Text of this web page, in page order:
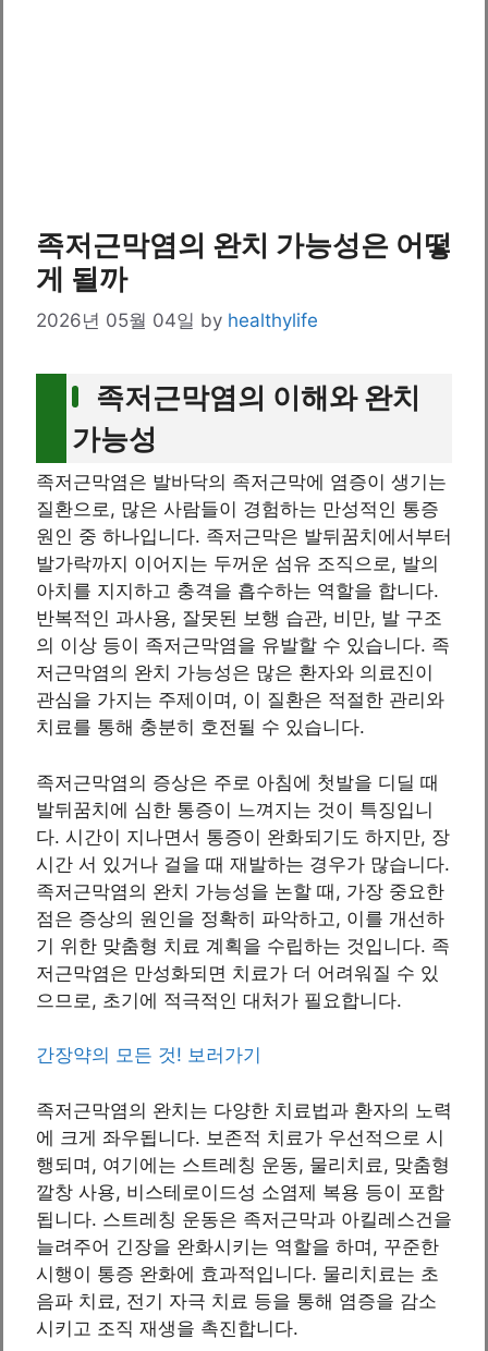
족저근막염의 완치 가능성은 어떻
게 될까
2026년 05월 04일 by healthylife
족저근막염의 이해와 완치
가능성
족저근막염은 발바닥의 족저근막에 염증이 생기는
질환으로, 많은 사람들이 경험하는 만성적인 통증
원인 중 하나입니다. 족저근막은 발뒤꿈치에서부터
발가락까지 이어지는 두꺼운 섬유 조직으로, 발의
아치를 지지하고 충격을 흡수하는 역할을 합니다.
반복적인 과사용, 잘못된 보행 습관, 비만, 발 구조
의 이상 등이 족저근막염을 유발할 수 있습니다. 족
저근막염의 완치 가능성은 많은 환자와 의료진이
관심을 가지는 주제이며, 이 질환은 적절한 관리와
치료를 통해 충분히 호전될 수 있습니다.
족저근막염의 증상은 주로 아침에 첫발을 디딜 때
발뒤꿈치에 심한 통증이 느껴지는 것이 특징입니
다. 시간이 지나면서 통증이 완화되기도 하지만, 장
시간 서 있거나 걸을 때 재발하는 경우가 많습니다.
족저근막염의 완치 가능성을 논할 때, 가장 중요한
점은 증상의 원인을 정확히 파악하고, 이를 개선하
기 위한 맞춤형 치료 계획을 수립하는 것입니다. 족
저근막염은 만성화되면 치료가 더 어려워질 수 있
으므로, 초기에 적극적인 대처가 필요합니다.
간장약의 모든 것! 보러가기
족저근막염의 완치는 다양한 치료법과 환자의 노력
에 크게 좌우됩니다. 보존적 치료가 우선적으로 시
행되며, 여기에는 스트레칭 운동, 물리치료, 맞춤형
깔창 사용, 비스테로이드성 소염제 복용 등이 포함
됩니다. 스트레칭 운동은 족저근막과 아킬레스건을
늘려주어 긴장을 완화시키는 역할을 하며, 꾸준한
시행이 통증 완화에 효과적입니다. 물리치료는 초
음파 치료, 전기 자극 치료 등을 통해 염증을 감소
시키고 조직 재생을 촉진합니다.